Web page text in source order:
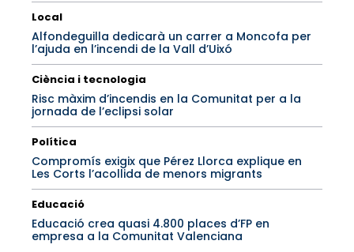
Local
Alfondeguilla dedicarà un carrer a Moncofa per
l’ajuda en l’incendi de la Vall d’Uixó
Ciència i tecnologia
Risc màxim d’incendis en la Comunitat per a la
jornada de l’eclipsi solar
Política
Compromís exigix que Pérez Llorca explique en
Les Corts l’acollida de menors migrants
Educació
Educació crea quasi 4.800 places d’FP en
empresa a la Comunitat Valenciana